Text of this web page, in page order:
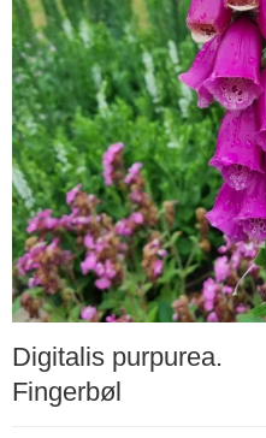
Digitalis purpurea.
Fingerbøl